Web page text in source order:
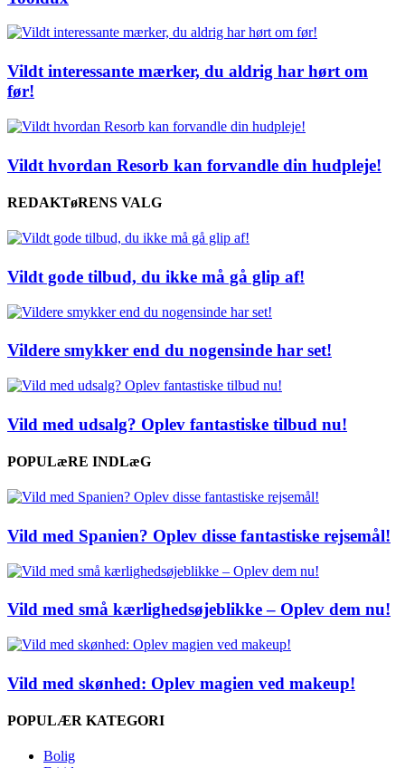
Vildt interessante mærker, du aldrig har hørt om
før!
Vildt hvordan Resorb kan forvandle din hudpleje!
REDAKTøRENS VALG
Vildt gode tilbud, du ikke må gå glip af!
Vildere smykker end du nogensinde har set!
Vild med udsalg? Oplev fantastiske tilbud nu!
POPULæRE INDLæG
Vild med Spanien? Oplev disse fantastiske rejsemål!
Vild med små kærlighedsøjeblikke – Oplev dem nu!
Vild med skønhed: Oplev magien ved makeup!
POPULÆR KATEGORI
Bolig